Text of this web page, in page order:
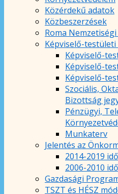
Közérdekű adatok
Közbeszerzések
Roma
Képviselő-testületi
Képviselő-
Képviselő-
Képviselő-
Szociális,
Bizottság
Pénzügyi,
Munkaterv
Jelentés az
2014-2019
2006-2010
Gazdasági
TSZT és HÉSZ